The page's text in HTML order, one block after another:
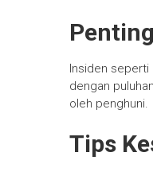
Insiden seperti
dengan
oleh penghuni.
Tips